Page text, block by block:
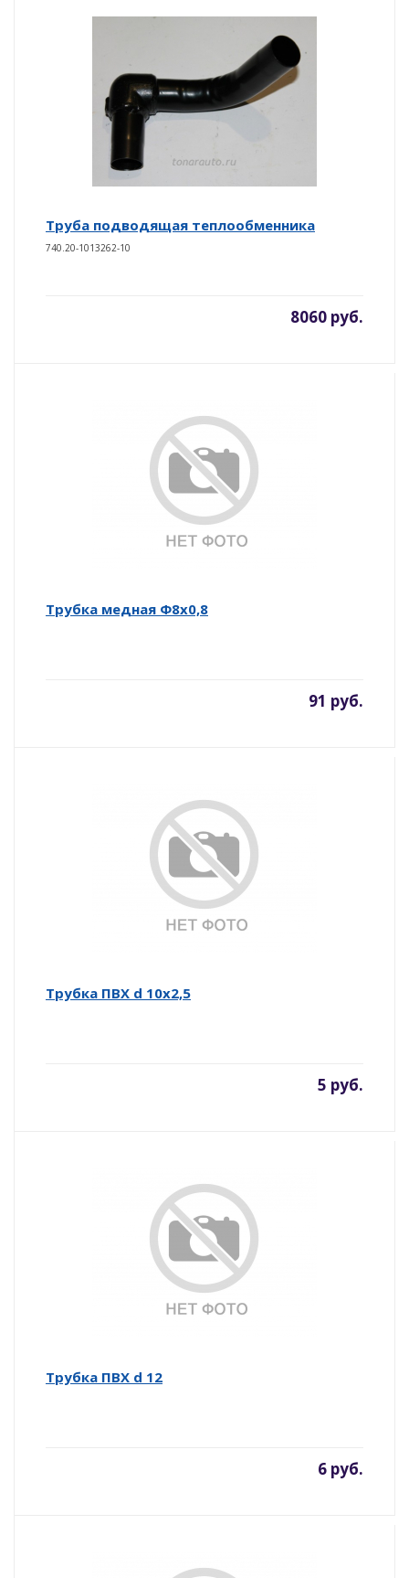
Труба подводящая теплообменника
740.20-1013262-10
8060 руб.
Трубка медная Ф8х0,8
91 руб.
Трубка ПВХ d 10х2,5
5 руб.
Трубка ПВХ d 12
6 руб.